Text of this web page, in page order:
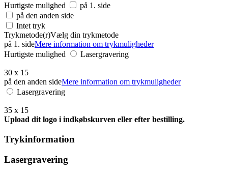
Hurtigste mulighed
på 1. side
på den anden side
Intet tryk
Trykmetode(r)Vælg din trykmetode
på 1. sideMere information om trykmuligheder
Hurtigste mulighed
Lasergravering
30 x 15
på den anden sideMere information om trykmuligheder
Lasergravering
35 x 15
Upload dit logo i indkøbskurven eller efter bestilling.
Trykinformation
Lasergravering